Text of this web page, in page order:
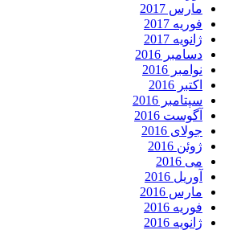
مارس 2017
فوریه 2017
ژانویه 2017
دسامبر 2016
نوامبر 2016
اکتبر 2016
سپتامبر 2016
آگوست 2016
جولای 2016
ژوئن 2016
می 2016
آوریل 2016
مارس 2016
فوریه 2016
ژانویه 2016